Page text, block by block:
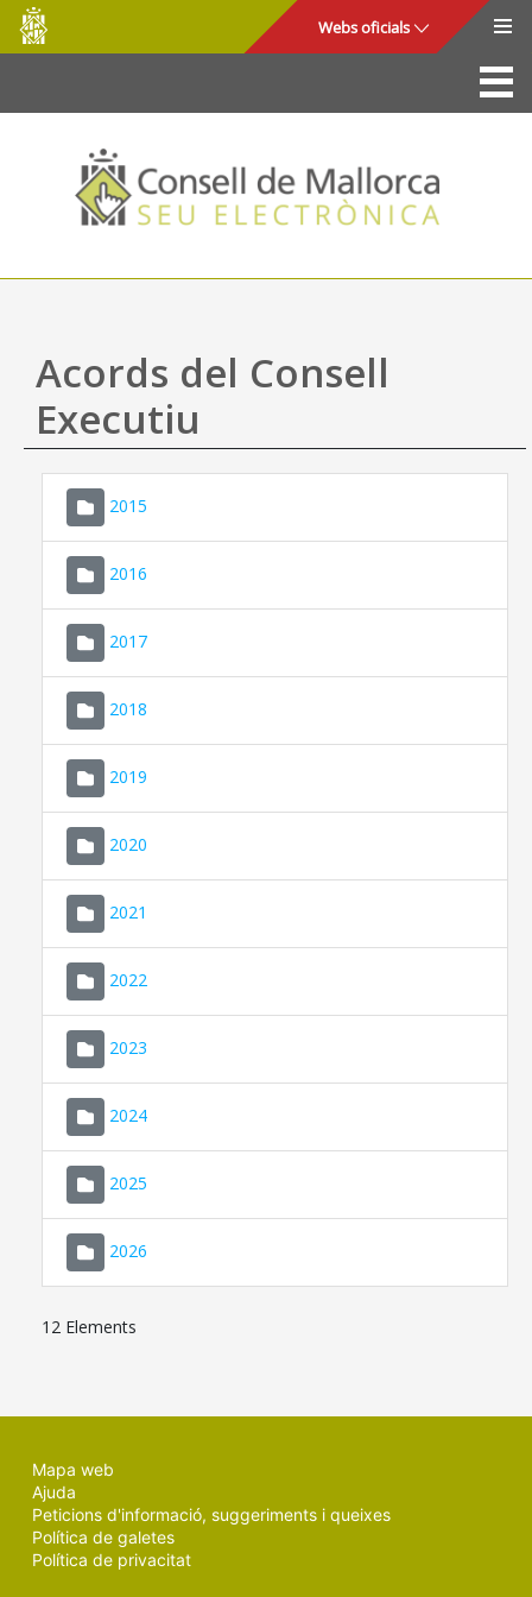
Salta al contingut principal
Consell
de
Mallorca
Webs oficials
La Seu
Consell de Mallorca
Accés i seguretat
Utilitats
Ajuda
Acords del Consell
Executiu
2015
2016
2017
2018
2019
2020
2021
2022
2023
2024
2025
2026
12 Elements
Mapa web
Ajuda
Peticions d'informació, suggeriments i queixes
Política de galetes
Política de privacitat